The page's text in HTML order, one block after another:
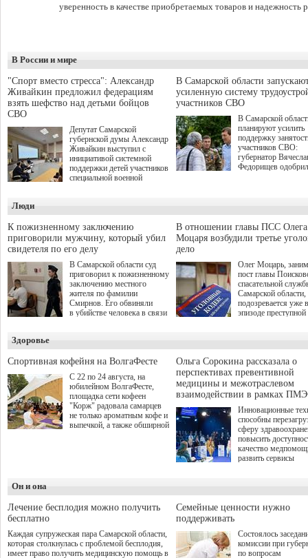
уверенность в качестве приобретаемых товаров и надежность
В России и мире
"Спорт вместо стресса": Александр
Живайкин предложил федерациям
взять шефство над детьми бойцов
СВО
Депутат Самарской
губернской думы Александр
Живайкин выступил с
инициативой системной
поддержки детей участников
специальной военной
"Помощь фронту и семьям
участников СВО", которая
прошла в Отрадном 7
августа.
В Самарской области
усиленную систему
участников СВО
В Самарской
планируют усилить
поддержку
участников СВО:
губернатор
Федорищев
на трудоустройство
спокойную
мирной жизни.
Люди
К пожизненному заключению
приговорили мужчину, который убил
свидетеля по его делу
В Самарской области суд
приговорил к пожизненному
заключению местного
жителя по фамилии
Смирнов. Его обвиняли
в убийстве человека в связи
В отношении главы ПСС Олега
Моцаря возбудили третье
дело
Олег Моцарь,
пост главы
спасательной
Самарской области,
подозревается уже
эпизоде преступной
а сам он
Здоровье
Спортивная кофейня на ВолгаФесте
С 22 по 24 августа, на
юбилейном ВолгаФесте,
площадка сети кофеен
"Корж" радовала самарцев
не только ароматным кофе и
выпечкой, а также обширной
Ольга Сорокина рассказала о
перспективах превентивной
медицины и межотраслевом
взаимодействии в рамках
Инновационные
способны
сферу
повысить
качество
развить сервисы
определенными
К ним можно
возникающие при
данными
более динамичного
Он и она
Лечение бесплодия можно получить
бесплатно
Каждая супружеская пара Самарской области,
которая столкнулась с проблемой бесплодия,
имеет право получить медицинскую помощь в
Семейные ценности нужно
поддерживать
Состоялось
комиссии при
по вопросам